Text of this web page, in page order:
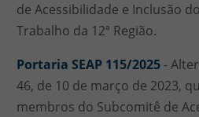
de Acessibilidade e Inclusão
Trabalho da 12ª Região.
Portaria SEAP 115/2025 -
46, de 10 de março de 2023,
membros do Subcomitê de